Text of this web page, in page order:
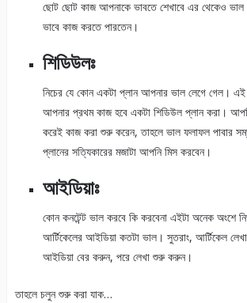
ছোট ছোট কাজ আপনাকে ভাবতে শেখাবে এর থেকেও ভাল
ভাবে কাজ করতে পারতেন।
শিডিউলঃ
নিচের যে কোন একটা প্লান আপনার ভাল লেগে গেল।
আপনার প্রথম কাজ হবে একটা শিডিউল প্লান করা।
করেই কাজ করা শুরু করেন, তাহলে ভাল ফলাফল পাবার
প্লানের সত্যিকারের মজাটা আপনি মিস করবেন।
আইডিয়াঃ
কোন কনটেন্ট ভাল করবে কি করবেনা এইটা অনেক অংশে
আর্টিকেলের আইডিয়া কতটা ভাল। সুতরাং, আর্টিকেল
আইডিয়া বের করুন, পরে লেখা শুরু করুন।
তাহলে চলুন শুরু করা যাক…